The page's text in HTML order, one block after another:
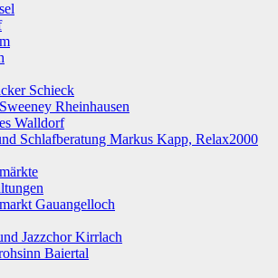
Schieck
Rheinhausen
Walldorf
Schlafberatung Markus Kapp, Relax2000
Gauangelloch
Jazzchor Kirrlach
Baiertal